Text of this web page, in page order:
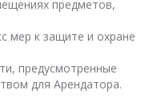
предметов,
мер к защите и охране
предусмотренные
для Арендатора.